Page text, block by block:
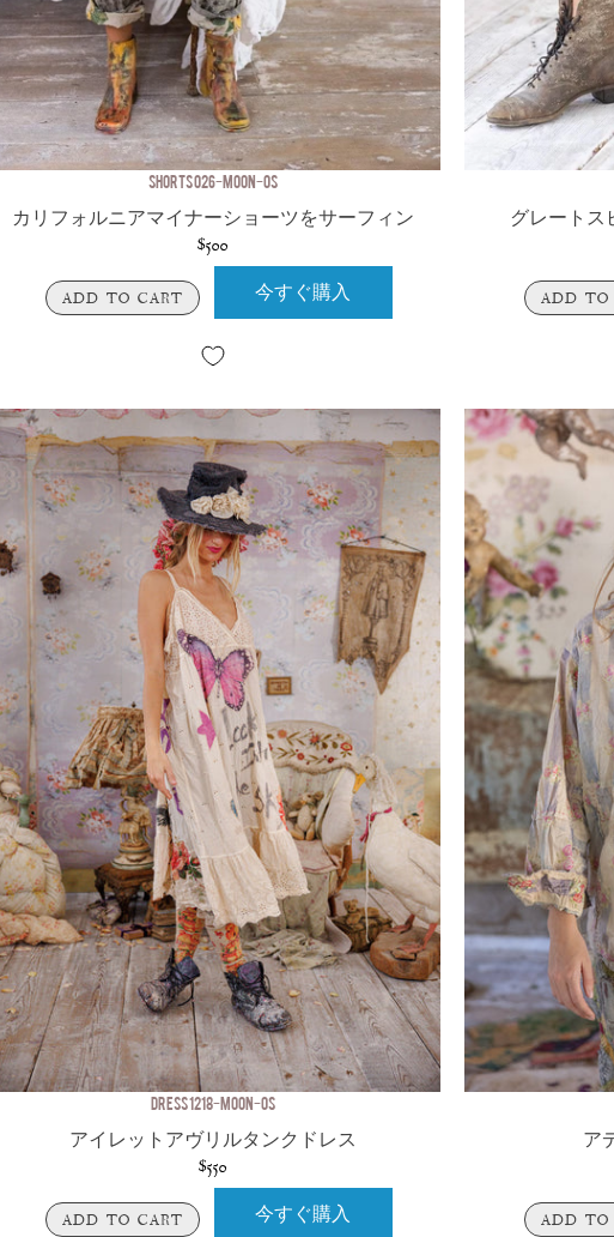
SHORTS 026-MOON-OS
カリフォルニアマイナーショーツをサーフィン
$500
ADD TO CART 今すぐ購入
グレートス
ADD TO
DRESS 1218-MOON-OS
アイレットアヴリルタンクドレス
$550
ADD TO CART 今すぐ購入
ア
ADD TO